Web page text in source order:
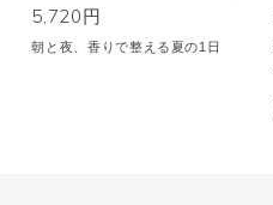
5,720円
朝と夜、香りで整える夏の1日